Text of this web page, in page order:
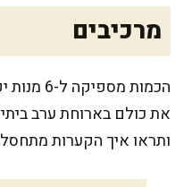
מרכיבים
הכמות
את כולם בארוחת ערב
ותראו איך הקערות